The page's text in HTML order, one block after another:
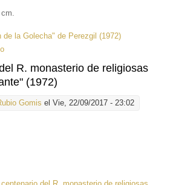
de la Golecha" de Perezgil (1972)
R. monasterio de religiosas
(1972)
Gomis el Vie, 22/09/2017 - 23:02
del R. monasterio de religiosas